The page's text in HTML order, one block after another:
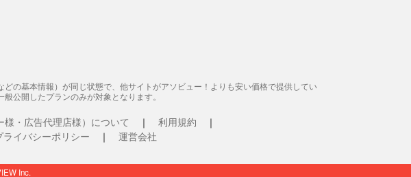
の基本情報）が同じ状態で、他サイトがアソビュー！よりも安い価格で提供してい
公開したプランのみが対象となります。
様・広告代理店様）について
利用規約
ライバシーポリシー 運営会社
Inc.